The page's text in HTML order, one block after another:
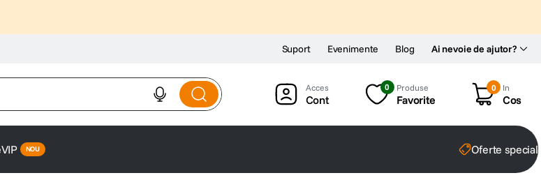
Ai nevoie de ajutor?
Suport Evenimente Blog
Cont
0 Produse
Favorite
0 In
Cos
VIP Oferte